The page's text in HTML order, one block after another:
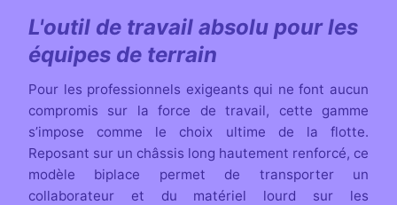
L'outil de travail absolu pour les
équipes de terrain
Pour les professionnels exigeants qui ne font aucun
compromis sur la force de travail, cette gamme
s’impose comme le choix ultime de la flotte.
Reposant sur un châssis long hautement renforcé, ce
modèle biplace permet de transporter un
collaborateur et du matériel lourd sur les